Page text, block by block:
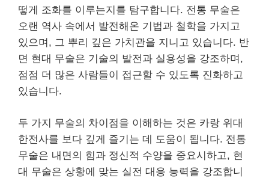
떻게 조화를 이루는지를 탐구합니다. 전통 무술은
오랜 역사 속에서 발전해온 기법과 철학을 가지고
있으며, 그 뿌리 깊은 가치관을 지니고 있습니다. 반
면 현대 무술은 기술의 발전과 실용성을 강조하며,
점점 더 많은 사람들이 접근할 수 있도록 진화하고
있습니다.
두 가지 무술의 차이점을 이해하는 것은 카랑 위대
한전사를 보다 깊게 즐기는 데 도움이 됩니다. 전통
무술은 내면의 힘과 정신적 수양을 중요시하고, 현
대 무술은 상황에 맞는 실전 대응 능력을 강조합니